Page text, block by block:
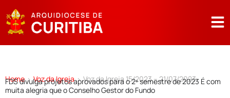
Home > Voz da Igreja > Voz da Igreja 15/2023 – 21/07/2023
FDS divulga projetos aprovados para o 2º semestre de 2023 É com
muita alegria que o Conselho Gestor do Fundo